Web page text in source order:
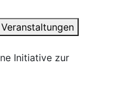
Initiative zur